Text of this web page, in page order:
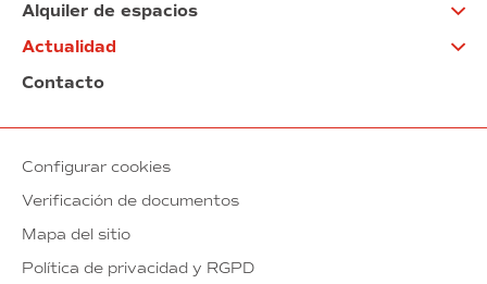
Alquiler de espacios
Actualidad
Contacto
Configurar cookies
Verificación de documentos
Mapa del sitio
Política de privacidad y RGPD